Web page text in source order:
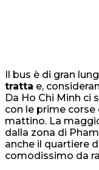
Il bus è di gran
tratta e,
Da Ho Chi Minh ci
con le prime corse
mattino. La
dalla zona di
anche il quartiere
comodissimo da